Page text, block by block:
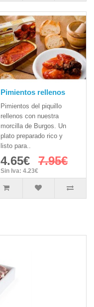
Pimientos rellenos
Pimientos del piquillo
rellenos con nuestra
morcilla de Burgos. Un
plato preparado rico y
listo para..
4.65€ 7.95€
Sin Iva: 4.23€